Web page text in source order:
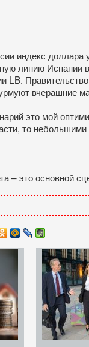
индекс доллара
линию
LB.
вчерашние
это мой
то
это основной